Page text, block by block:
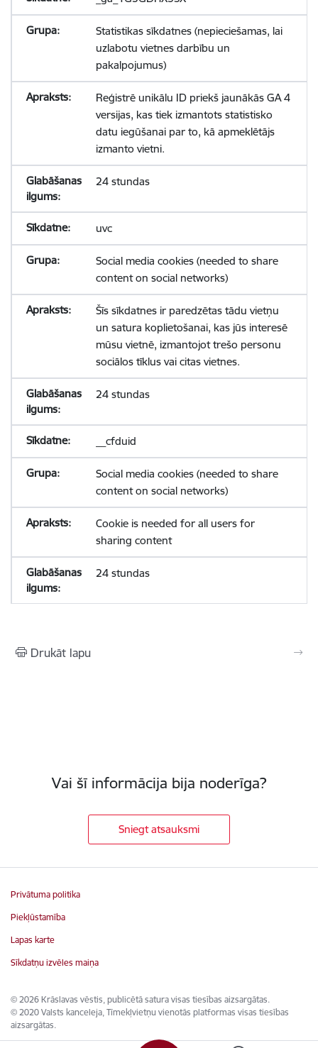
Statistikas sīkdatnes (nepieciešamas, lai
uzlabotu vietnes darbību un
pakalpojumus)
Reģistrē unikālu ID priekš jaunākās GA 4
versijas, kas tiek izmantots statistisko
datu iegūšanai par to, kā apmeklētājs
izmanto vietni.
24 stundas
uvc
Social media cookies (needed to share
content on social networks)
Šīs sīkdatnes ir paredzētas tādu vietņu
un satura koplietošanai, kas jūs interesē
mūsu vietnē, izmantojot trešo personu
sociālos tīklus vai citas vietnes.
24 stundas
__cfduid
Social media cookies (needed to share
content on social networks)
Cookie is needed for all users for
sharing content
24 stundas
Drukāt lapu
Vai šī informācija bija noderīga?
Sniegt atsauksmi
© 2026 Krāslavas vēstis, publicētā satura visas tiesības aizsargātas.
© 2020 Valsts kanceleja, Tīmekļvietņu vienotās platformas visas tiesības
aizsargātas.
Privātuma politika
Piekļūstamība
Lapas karte
Sīkdatņu izvēles maiņa